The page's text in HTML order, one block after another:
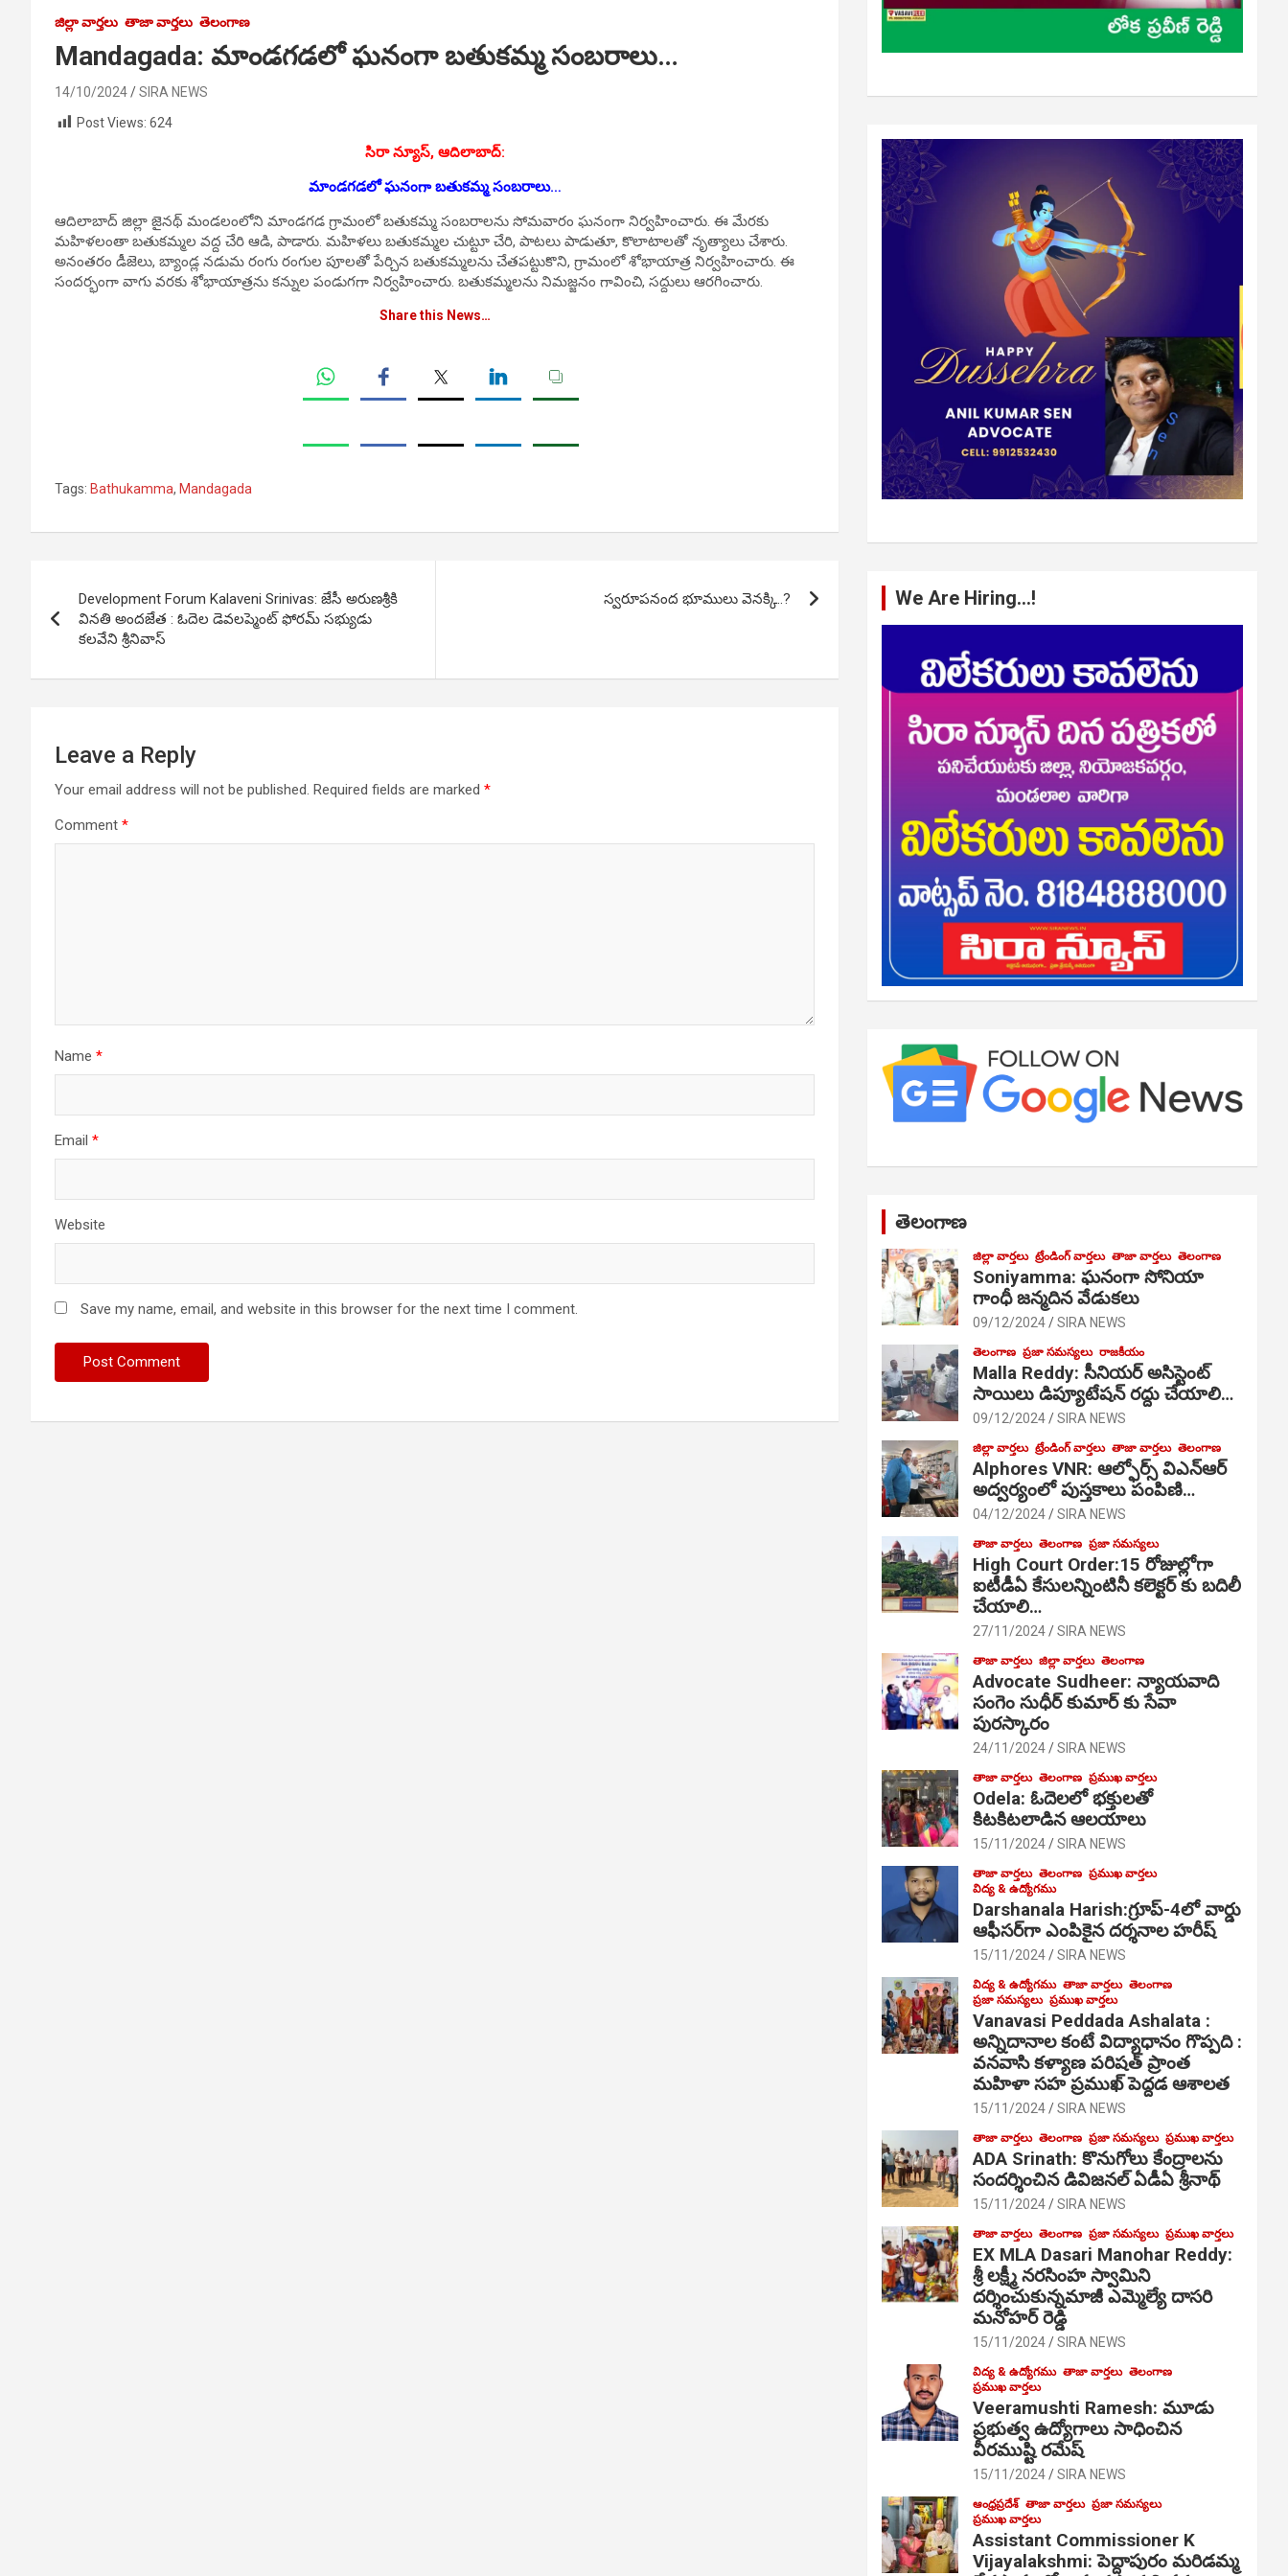
జిల్లా వార్తలు తాజా వార్తలు తెలంగాణ
Mandagada: మాండగడలో ఘనంగా బతుకమ్మ సంబరాలు…
14/10/2024
SIRA NEWS
Post Views: 624
సిరా న్యూస్, ఆదిలాబాద్:
మాండగడలో ఘనంగా బతుకమ్మ సంబరాలు…
ఆదిలాబాద్ జిల్లా జైనథ్ మండలంలోని మాండగడ గ్రామంలో బతుకమ్మ సంబరాలను సోమవారం ఘనంగా నిర్వహించారు. ఈ మేరకు
మహిళలంతా బతుకమ్మల వద్ద చేరి ఆడి, పాడారు. మహిళలు బతుకమ్మల చుట్టూ చేరి, పాటలు పాడుతూ, కొలాటాలతో నృత్యాలు చేశారు.
అనంతరం డీజెలు, బ్యాండ్ల నడుమ రంగు రంగుల పూలతో పేర్చిన బతుకమ్మలను చేతపట్టుకొని, గ్రామంలో శోభాయాత్ర నిర్వహించారు. ఈ
సందర్భంగా వాగు వరకు శోభాయాత్రను కన్నుల పండుగగా నిర్వహించారు. బతుకమ్మలను నిమజ్జనం గావించి, సద్దులు ఆరగించారు.
Share this News…
Tags: Bathukamma, Mandagada
navigation
Development Forum Kalaveni Srinivas: జేసీ అరుణశ్రీకి
వినతి అంద‌జేత‌ : ఓదెల డెవలప్మెంట్ ఫోరమ్ స‌భ్యుడు
కలవేని శ్రీనివాస్
స్వరూపనంద భూములు వెనక్కి..?
Leave a Reply
Your email address will not be published. Required fields are marked *
Comment *
Name *
Email *
Website
Save my name, email, and website in this browser for the next time I comment.
We Are Hiring…!
తెలంగాణ
జిల్లా వార్తలు ట్రేండింగ్ వార్తలు తాజా వార్తలు తెలంగాణ
Soniyamma: ఘ‌నంగా సోనియా
గాంధీ జ‌న్మ‌దిన వేడుక‌లు
09/12/2024 SIRA NEWS
తెలంగాణ ప్రజా సమస్యలు రాజకీయం
Malla Reddy: సీనియర్ అసిస్టెంట్
సాయిలు డిప్యూటేషన్ రద్దు చేయాలి…
09/12/2024 SIRA NEWS
జిల్లా వార్తలు ట్రేండింగ్ వార్తలు తాజా వార్తలు తెలంగాణ
Alphores VNR: ఆల్ఫోర్స్ విఎన్ఆర్
అద్వర్యంలో పుస్తకాలు పంపిణి…
04/12/2024 SIRA NEWS
తాజా వార్తలు తెలంగాణ ప్రజా సమస్యలు
High Court Order:15 రోజుల్లోగా
ఐటీడీఏ కేసులన్నింటినీ కలెక్టర్ కు బదిలీ
చేయాలి…
27/11/2024 SIRA NEWS
తాజా వార్తలు జిల్లా వార్తలు తెలంగాణ
Advocate Sudheer: న్యాయవాది
సంగెం సుధీర్ కుమార్ కు సేవా
పురస్కారం
24/11/2024 SIRA NEWS
తాజా వార్తలు తెలంగాణ ప్రముఖ వార్తలు
Odela: ఓదెల‌లో భక్తులతో
కిటకిటలాడిన ఆల‌యాలు
15/11/2024 SIRA NEWS
తాజా వార్తలు తెలంగాణ ప్రముఖ వార్తలు
విద్య & ఉద్యోగము
Darshanala Harish:గ్రూప్-4లో వార్డు
ఆఫీసర్‌గా ఎంపికైన దర్శనాల హరీష్
15/11/2024 SIRA NEWS
విద్య & ఉద్యోగము తాజా వార్తలు తెలంగాణ
ప్రజా సమస్యలు ప్రముఖ వార్తలు
Vanavasi Peddada Ashalata :
అన్నిదానాల కంటే విద్యాధానం గొప్పది :
వనవాసి కళ్యాణ పరిషత్ ప్రాంత
మహిళా సహ ప్రముఖ్ పెద్దడ ఆశాలత
15/11/2024 SIRA NEWS
తాజా వార్తలు తెలంగాణ ప్రజా సమస్యలు ప్రముఖ వార్తలు
ADA Srinath: కొనుగోలు కేంద్రాల‌ను
సంద‌ర్శించిన డివిజనల్ ఏడీఏ శ్రీనాథ్
15/11/2024 SIRA NEWS
తాజా వార్తలు తెలంగాణ ప్రజా సమస్యలు ప్రముఖ వార్తలు
EX MLA Dasari Manohar Reddy:
శ్రీ లక్ష్మీ నరసింహ స్వామిని
దర్శించుకున్నమాజీ ఎమ్మెల్యే దాసరి
మనోహర్ రెడ్డి
15/11/2024 SIRA NEWS
విద్య & ఉద్యోగము తాజా వార్తలు తెలంగాణ
ప్రముఖ వార్తలు
Veeramushti Ramesh: మూడు
ప్రభుత్వ ఉద్యోగాలు సాధించిన
వీరముష్టి రమేష్
15/11/2024 SIRA NEWS
ఆంధ్రప్రదేశ్ తాజా వార్తలు ప్రజా సమస్యలు
ప్రముఖ వార్తలు
Assistant Commissioner K
Vijayalakshmi: పెద్దాపురం మరిడమ్మ